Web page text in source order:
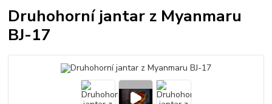
Druhohorní jantar z Myanmaru
BJ-17